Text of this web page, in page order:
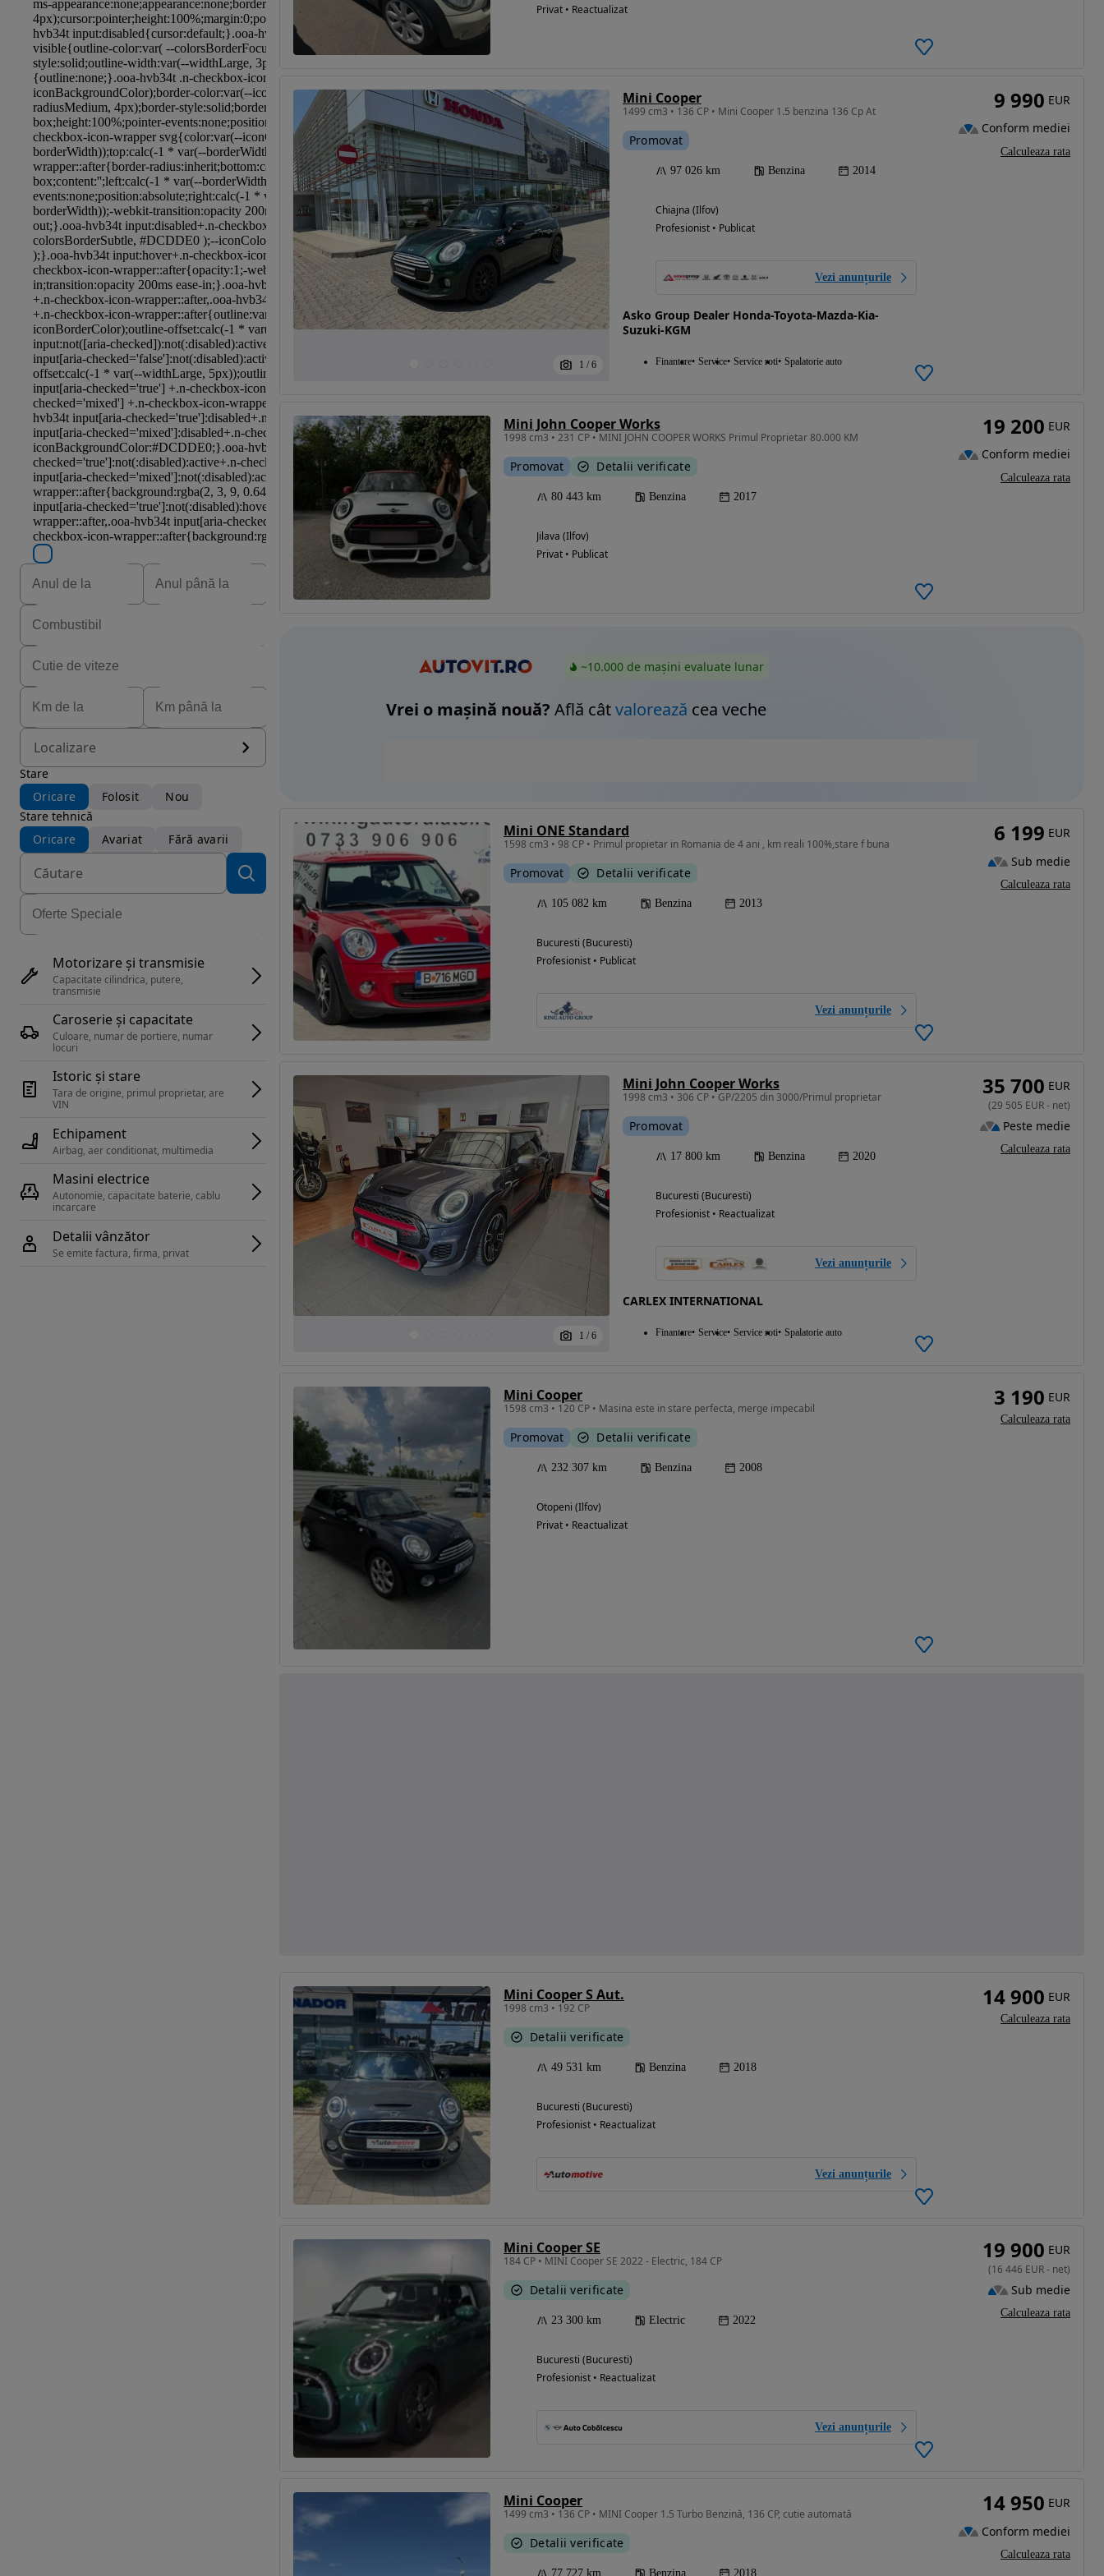
Eligibil pentru
finantare
Localizare
Stare
Oricare
Folosit
Nou
Stare tehnică
Oricare
Avariat Fără avarii
Motorizare și transmisie
Capacitate cilindrica, putere,
transmisie
Caroserie și capacitate
Culoare, numar de portiere, numar
locuri
Istoric și stare
Tara de origine, primul proprietar, are
Echipament
Airbag, aer conditionat, multimedia
Masini electrice
Autonomie, capacitate baterie, cablu
Detalii vânzător
Se emite factura, firma, privat
Privat • Reactualizat
1 / 6
Mini Cooper
1499 cm3 • 136 CP • Mini Cooper 1.5 benzina 136 Cp At
Promovat
97 026 km Benzina 2014
Chiajna (Ilfov)
Profesionist • Publicat
Vezi anunțurile
Asko Group Dealer Honda-Toyota-Mazda-Kia-
Suzuki-KGM
Finantare Service Service roti Spalatorie auto
9 990 EUR
Conform mediei
Calculeaza rata
Mini John Cooper Works
1998 cm3 • 231 CP • MINI JOHN COOPER WORKS Primul Proprietar 80.000 KM
Promovat Detalii verificate
80 443 km Benzina 2017
Jilava (Ilfov)
Privat • Publicat
19 200 EUR
Conform mediei
Calculeaza rata
~10.000 de mașini evaluate lunar
Vrei o mașină nouă? Află câtvalorează cea veche
Mini ONE Standard
1598 cm3 • 98 CP • Primul propietar in Romania de 4 ani , km reali 100%,stare f buna
Promovat Detalii verificate
105 082 km Benzina 2013
Bucuresti (Bucuresti)
Profesionist • Publicat
Vezi anunțurile
6 199 EUR
Sub medie
Calculeaza rata
1 / 6
Mini John Cooper Works
1998 cm3 • 306 CP • GP/2205 din 3000/Primul proprietar
Promovat
17 800 km Benzina 2020
Bucuresti (Bucuresti)
Profesionist • Reactualizat
Vezi anunțurile
CARLEX INTERNATIONAL
Finantare Service Service roti Spalatorie auto
35 700 EUR
(29 505 EUR- net)
Peste medie
Calculeaza rata
Mini Cooper
1598 cm3 • 120 CP • Masina este in stare perfecta, merge impecabil
Promovat Detalii verificate
232 307 km Benzina 2008
Otopeni (Ilfov)
Privat • Reactualizat
3 190 EUR
Calculeaza rata
Mini Cooper S Aut.
1998 cm3 • 192 CP
Detalii verificate
49 531 km Benzina 2018
Bucuresti (Bucuresti)
Profesionist • Reactualizat
Vezi anunțurile
14 900 EUR
Calculeaza rata
Mini Cooper SE
184 CP • MINI Cooper SE 2022 - Electric, 184 CP
Detalii verificate
23 300 km Electric 2022
Bucuresti (Bucuresti)
Profesionist • Reactualizat
Vezi anunțurile
19 900 EUR
(16 446 EUR- net)
Sub medie
Calculeaza rata
Mini Cooper
1499 cm3 • 136 CP • MINI Cooper 1.5 Turbo Benzină, 136 CP, cutie automată
Detalii verificate
77 727 km Benzina 2018
14 950 EUR
Conform mediei
Calculeaza rata